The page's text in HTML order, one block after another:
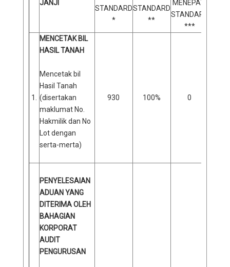
JANJI
STANDARD
*
STANDARD
**
MENEPATI
STANDARD
***
1.
MENCETAK BIL
HASIL TANAH
Mencetak bil
Hasil Tanah
(disertakan
maklumat No.
Hakmilik dan No
Lot dengan
serta-merta)
930 100% 0
PENYELESAIAN
ADUAN YANG
DITERIMA OLEH
BAHAGIAN
KORPORAT
AUDIT
PENGURUSAN